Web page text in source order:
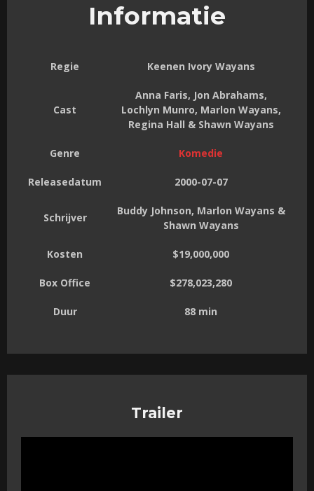
Informatie
Regie Keenen Ivory Wayans
Cast
Anna Faris, Jon Abrahams,
Lochlyn Munro, Marlon Wayans,
Regina Hall & Shawn Wayans
Genre Komedie
Releasedatum 2000-07-07
Schrijver
Buddy Johnson, Marlon Wayans &
Shawn Wayans
Kosten $19,000,000
Box Office $278,023,280
Duur 88 min
Trailer